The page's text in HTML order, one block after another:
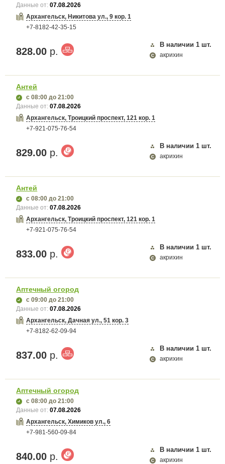
Данные от:07.08.2026
Архангельск, Никитова ул., 9 кор. 1
+7-8182-42-35-15
828.00 р.
В наличии 1 шт.
акрихин
Антей
с 08:00 до 21:00
Данные от:07.08.2026
Архангельск, Троицкий проспект, 121 кор. 1
+7-921-075-76-54
829.00 р.
В наличии 1 шт.
акрихин
Антей
с 08:00 до 21:00
Данные от:07.08.2026
Архангельск, Троицкий проспект, 121 кор. 1
+7-921-075-76-54
833.00 р.
В наличии 1 шт.
акрихин
Аптечный огород
с 09:00 до 21:00
Данные от:07.08.2026
Архангельск, Дачная ул., 51 кор. 3
+7-8182-62-09-94
837.00 р.
В наличии 1 шт.
акрихин
Аптечный огород
с 08:00 до 21:00
Данные от:07.08.2026
Архангельск, Химиков ул., 6
+7-981-560-09-84
840.00 р.
В наличии 1 шт.
акрихин